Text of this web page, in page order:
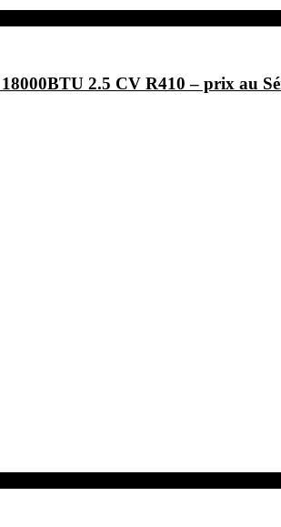
2.5 CV R410 – prix au